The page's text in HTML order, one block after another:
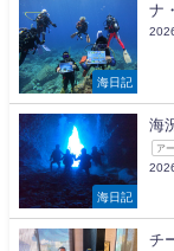
海日記
ナ
海日記
海
ア
チ